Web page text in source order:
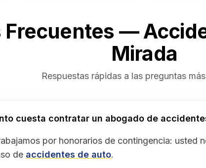
Frecuentes —
Mirada
Respuestas rápidas a las preguntas
cuesta contratar un abogado de
por honorarios de contingencia: usted
de accidentes de auto.